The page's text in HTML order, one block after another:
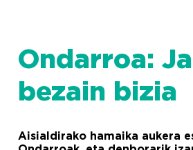
Ondarroa:
bezain bizia
Aisialdirako hamaika aukera